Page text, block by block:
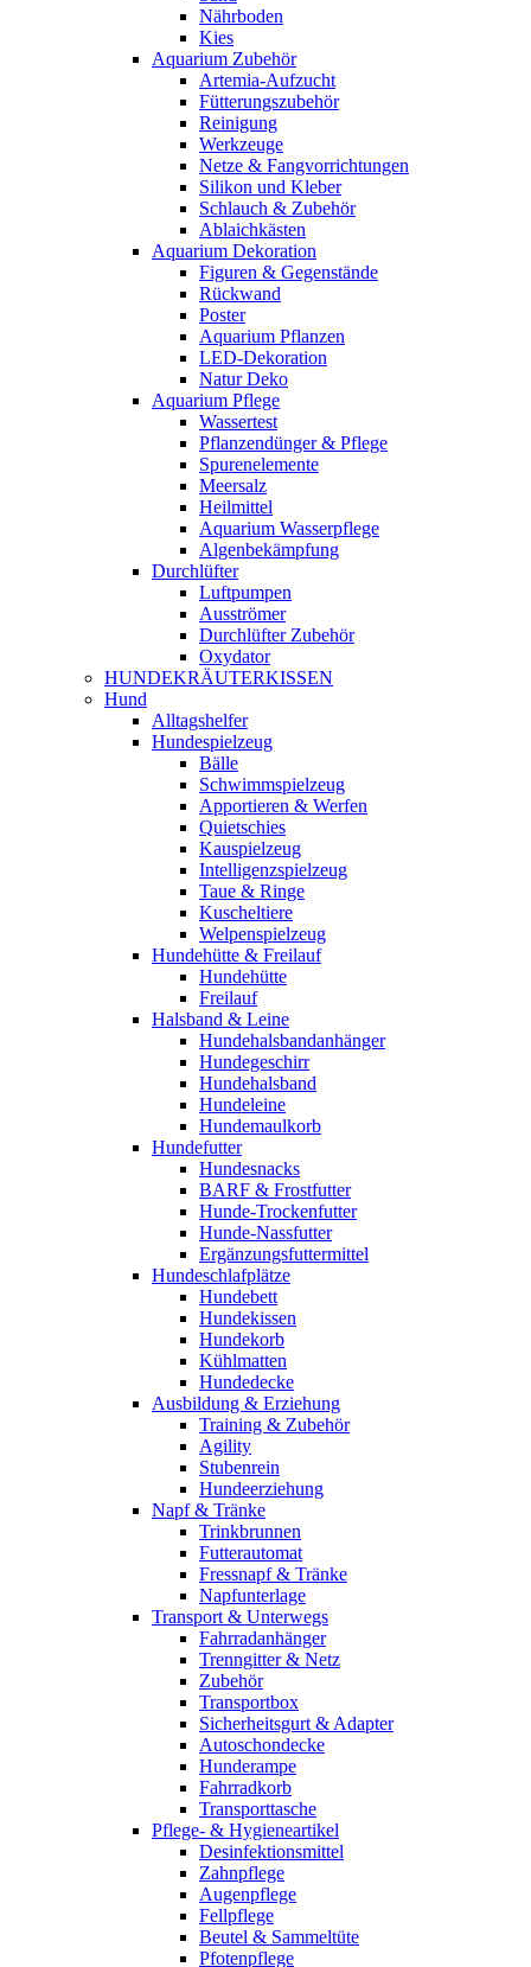
Nährboden
Kies
Aquarium Zubehör
Artemia-Aufzucht
Fütterungszubehör
Reinigung
Werkzeuge
Netze & Fangvorrichtungen
Silikon und Kleber
Schlauch & Zubehör
Ablaichkästen
Aquarium Dekoration
Figuren & Gegenstände
Rückwand
Poster
Aquarium Pflanzen
LED-Dekoration
Natur Deko
Aquarium Pflege
Wassertest
Pflanzendünger & Pflege
Spurenelemente
Meersalz
Heilmittel
Aquarium Wasserpflege
Algenbekämpfung
Durchlüfter
Luftpumpen
Ausströmer
Durchlüfter Zubehör
Oxydator
HUNDEKRÄUTERKISSEN
Hund
Alltagshelfer
Hundespielzeug
Bälle
Schwimmspielzeug
Apportieren & Werfen
Quietschies
Kauspielzeug
Intelligenzspielzeug
Taue & Ringe
Kuscheltiere
Welpenspielzeug
Hundehütte & Freilauf
Hundehütte
Freilauf
Halsband & Leine
Hundehalsbandanhänger
Hundegeschirr
Hundehalsband
Hundeleine
Hundemaulkorb
Hundefutter
Hundesnacks
BARF & Frostfutter
Hunde-Trockenfutter
Hunde-Nassfutter
Ergänzungsfuttermittel
Hundeschlafplätze
Hundebett
Hundekissen
Hundekorb
Kühlmatten
Hundedecke
Ausbildung & Erziehung
Training & Zubehör
Agility
Stubenrein
Hundeerziehung
Napf & Tränke
Trinkbrunnen
Futterautomat
Fressnapf & Tränke
Napfunterlage
Transport & Unterwegs
Fahrradanhänger
Trenngitter & Netz
Zubehör
Transportbox
Sicherheitsgurt & Adapter
Autoschondecke
Hunderampe
Fahrradkorb
Transporttasche
Pflege- & Hygieneartikel
Desinfektionsmittel
Zahnpflege
Augenpflege
Fellpflege
Beutel & Sammeltüte
Pfotenpflege